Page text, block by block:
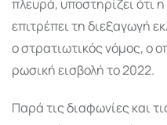
πλευρά, υποστηρίζει ότι
επιτρέπει τη διεξαγωγή
ο στρατιωτικός νόμος, ο
ρωσική εισβολή το 2022.
Παρά τις διαφωνίες και